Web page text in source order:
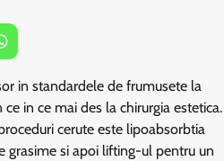
in standardele de frumusete la
in ce mai des la chirurgia estetica.
cerute este lipoabsorbtia
grasime si apoi lifting-ul pentru un